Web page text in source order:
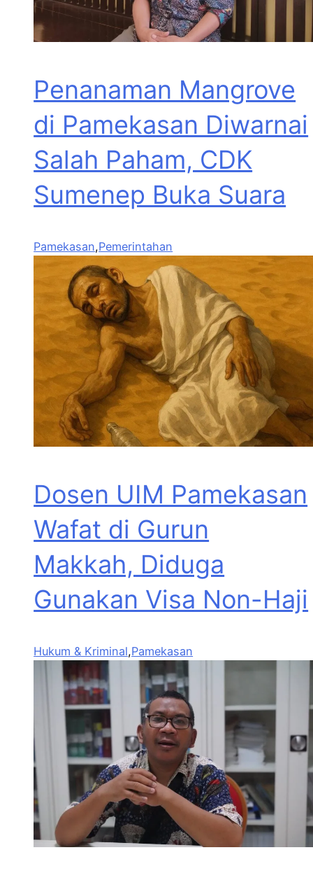
Penanaman Mangrove
di Pamekasan Diwarnai
Salah Paham, CDK
Sumenep Buka Suara
Pamekasan,Pemerintahan
Dosen UIM Pamekasan
Wafat di Gurun
Makkah, Diduga
Gunakan Visa Non-Haji
Hukum & Kriminal,Pamekasan